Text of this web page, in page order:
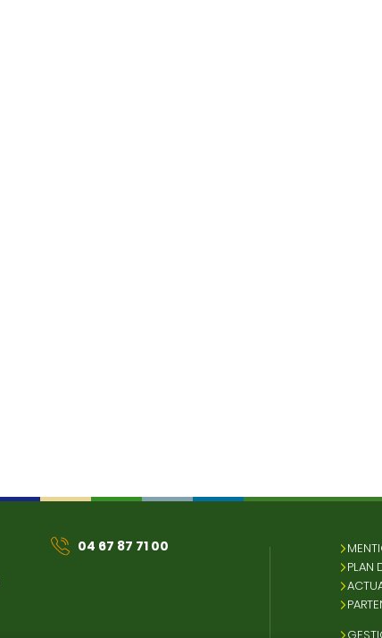
04 67 87 71 00
PLAN